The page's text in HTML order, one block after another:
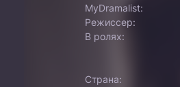
MyDramalist:
Режиссер:
В ролях:
Страна: